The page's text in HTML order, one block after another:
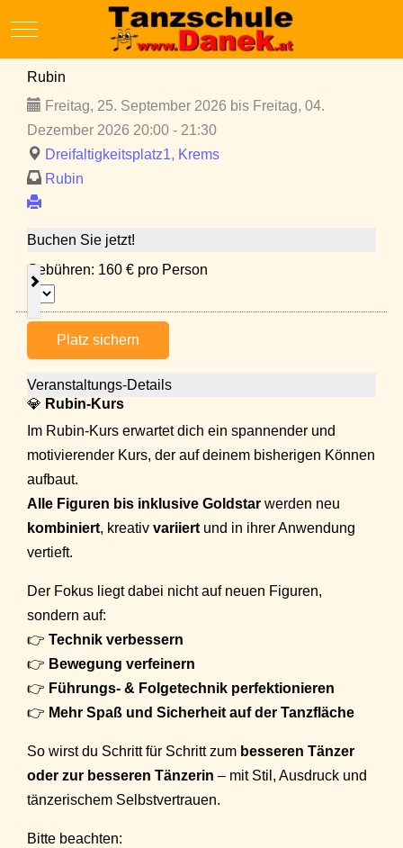
Mobile Menu Toggle
Rubin
Freitag, 25. September 2026 bis Freitag, 04.
Dezember 2026 20:00 - 21:30
Dreifaltigkeitsplatz1, Krems
Rubin
Buchen Sie jetzt!
Gebühren: 160 € pro Person
Platz sichern
Veranstaltungs-Details
💎 Rubin-Kurs
Im Rubin-Kurs erwartet dich ein spannender und
motivierender Kurs, der auf deinem bisherigen Können
aufbaut.
Alle Figuren bis inklusive Goldstar werden neu
kombiniert, kreativ variiertund in ihrer Anwendung
vertieft.
Der Fokus liegt dabei nicht auf neuen Figuren,
sondern auf:
👉 Technik verbessern
👉 Bewegung verfeinern
👉 Führungs- & Folgetechnik perfektionieren
👉 Mehr Spaß und Sicherheit auf der Tanzfläche
So wirst du Schritt für Schritt zum besseren Tänzer
oder zur besseren Tänzerin – mit Stil, Ausdruck und
tänzerischem Selbstvertrauen.
Bitte beachten: